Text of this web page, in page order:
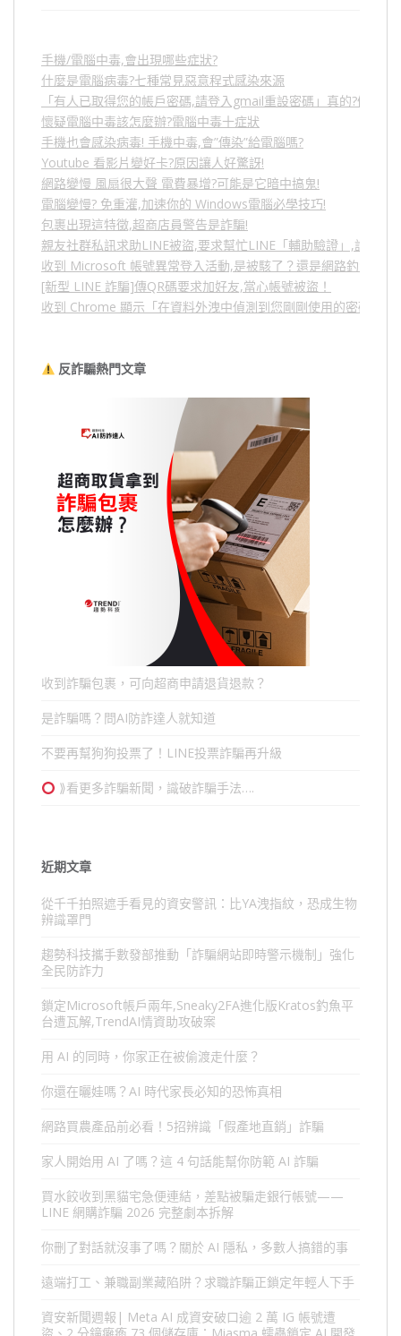
手機/電腦中毒,會出現哪些症狀?
什麼是電腦病毒?七種常見惡意程式感染來源
「有人已取得您的帳戶密碼,請登入gmail重設密碼」真的?假的?5
懷疑電腦中毒該怎麼辦?電腦中毒十症狀
手機也會感染病毒! 手機中毒,會”傳染”給電腦嗎?
Youtube 看影片變好卡?原因讓人好驚訝!
網路變慢 風扇很大聲 電費暴增?可能是它暗中搞鬼!
電腦變慢? 免重灌,加速你的 Windows電腦必學技巧!
包裹出現這特徵,超商店員警告是詐騙!
親友社群私訊求助LINE被盜,要求幫忙LINE「輔助驗證」,詐騙
收到 Microsoft 帳號異常登入活動,是被駭了？還是網路釣魚？
[新型 LINE 詐騙]傳QR碼要求加好友,當心帳號被盜！
收到 Chrome 顯示「在資料外洩中偵測到您剛剛使用的密碼」
反詐騙熱門文章
收到詐騙包裹，可向超商申請退貨退款？
是詐騙嗎？問AI防詐達人就知道
不要再幫狗狗投票了！LINE投票詐騙再升級
⟫看更多詐騙新聞，識破詐騙手法….
近期文章
從千千拍照遮手看見的資安警訊：比YA洩指紋，恐成生物
辨識罩門
趨勢科技攜手數發部推動「詐騙網站即時警示機制」強化
全民防詐力
鎖定Microsoft帳戶兩年,Sneaky2FA進化版Kratos釣魚平
台遭瓦解,TrendAI情資助攻破案
用 AI 的同時，你家正在被偷渡走什麼？
你還在曬娃嗎？AI 時代家長必知的恐怖真相
網路買農產品前必看！5招辨識「假產地直銷」詐騙
家人開始用 AI 了嗎？這 4 句話能幫你防範 AI 詐騙
買水餃收到黑貓宅急便連結，差點被騙走銀行帳號——
LINE 網購詐騙 2026 完整劇本拆解
你刪了對話就沒事了嗎？關於 AI 隱私，多數人搞錯的事
遠端打工、兼職副業藏陷阱？求職詐騙正鎖定年輕人下手
資安新聞週報| Meta AI 成資安破口逾 2 萬 IG 帳號遭